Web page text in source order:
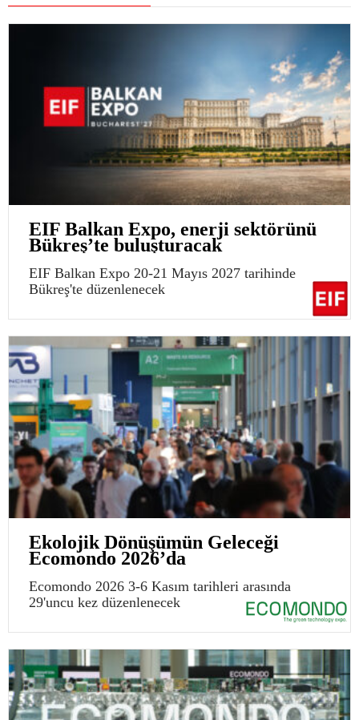
EIF Balkan Expo, enerji sektörünü
Bükreş’te buluşturacak
EIF Balkan Expo 20-21 Mayıs 2027 tarihinde
Bükreş'te düzenlenecek
Ekolojik Dönüşümün Geleceği
Ecomondo 2026’da
Ecomondo 2026 3-6 Kasım tarihleri arasında
29'uncu kez düzenlenecek